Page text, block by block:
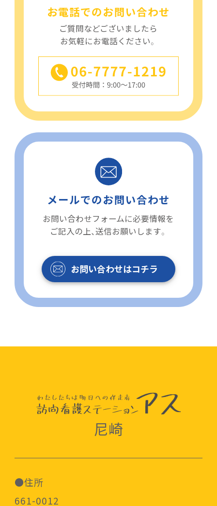
お電話でのお問い合わせ
ご質問などございましたら
お気軽にお電話ください。
メールでのお問い合わせ
お問い合わせフォームに必要情報を
ご記入の上、送信お願いします。
お問い合わせはコチラ
尼崎
●住所
661-0012